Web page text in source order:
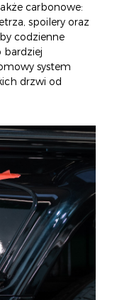
carbonowe:
spoilery oraz
codzienne
bardziej
system
drzwi od